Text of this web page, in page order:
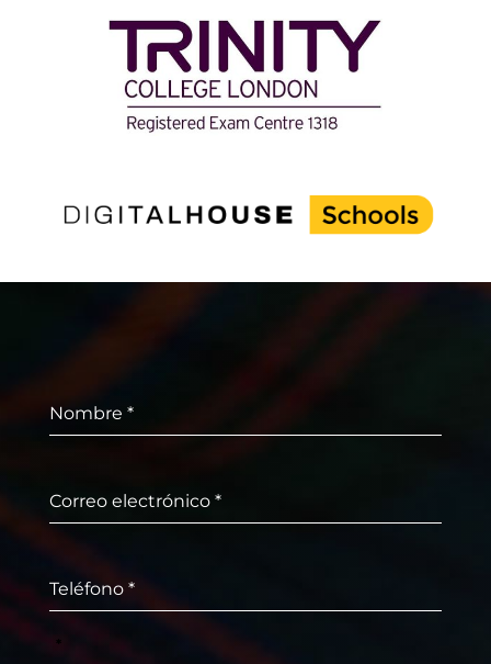
Nombre *
Correo electrónico *
Teléfono *
*